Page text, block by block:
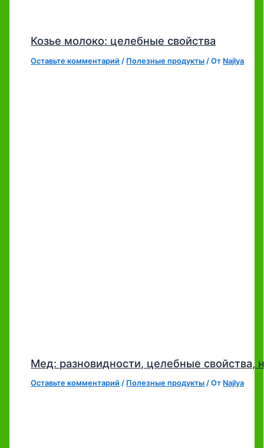
Козье молоко: целебные свойства
Оставьте комментарий / Полезные продукты / От Najlya
Мед: разновидности, целебные свойства,
Оставьте комментарий / Полезные продукты / От Najlya